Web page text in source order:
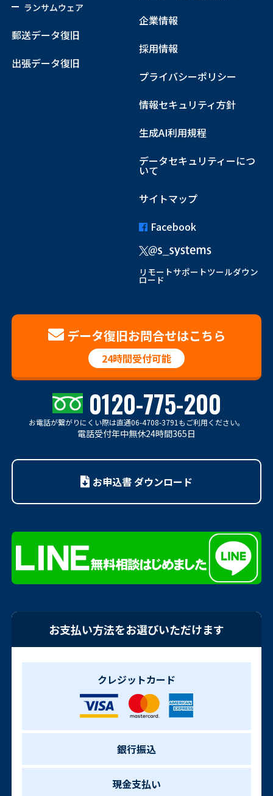
ランサムウェア
郵送データ復旧
出張データ復旧
企業情報
採用情報
プライバシーポリシー
情報セキュリティ方針
生成AI利用規程
データセキュリティーにつ
いて
サイトマップ
Facebook
リモートサポートツールダウン
ロード
データ復旧お問合せはこちら
24時間受付可能
0120-775-200
お電話が繋がりにくい際は直通06-4708-3791もご利用ください。
電話受付年中無休24時間365日
お申込書 ダウンロード
お支払い方法をお選びいただけます
クレジットカード
銀行振込
現金支払い